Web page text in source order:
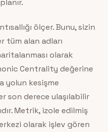
ölçer. Bunu, sizin
tüm alan adları
olarak
Centrality değerine
yolun kesişme
son derece ulaşılabilir
Metrik, izole edilmiş
olarak işlev gören